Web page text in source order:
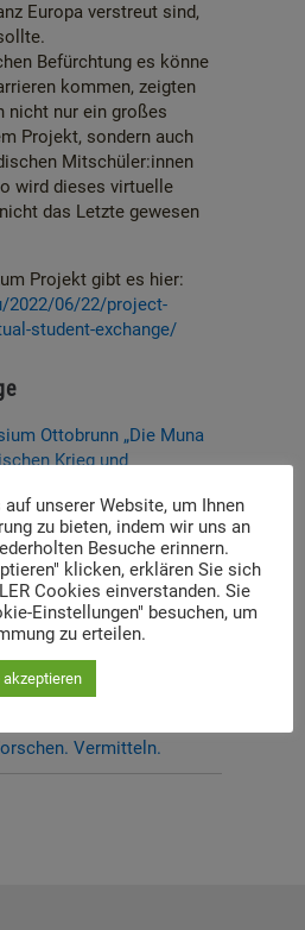
Europa verstreut sind,
Befürchtung es könne
kommen, zeigten
nicht nur ein großes
Projekt, sondern auch
Mitschüler:innen
wird dieses virtuelle
das Letzte gewesen
Projekt gibt es hier:
2022/06/22/project-
student-exchange/
Ottobrunn „Die Muna
Krieg und
für das diesjährige
stehen fest
Momentum“
Vermitteln.
unserer Website, um Ihnen
zu bieten, indem wir uns an
Besuche erinnern.
klicken, erklären Sie sich
Cookies einverstanden. Sie
Einstellungen" besuchen, um
zu erteilen.
akzeptieren